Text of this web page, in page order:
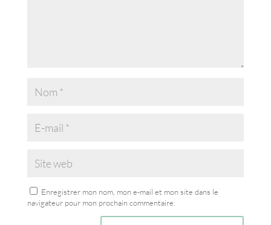
Enregistrer mon nom, mon e-mail et mon site dans le
navigateur pour mon prochain commentaire.